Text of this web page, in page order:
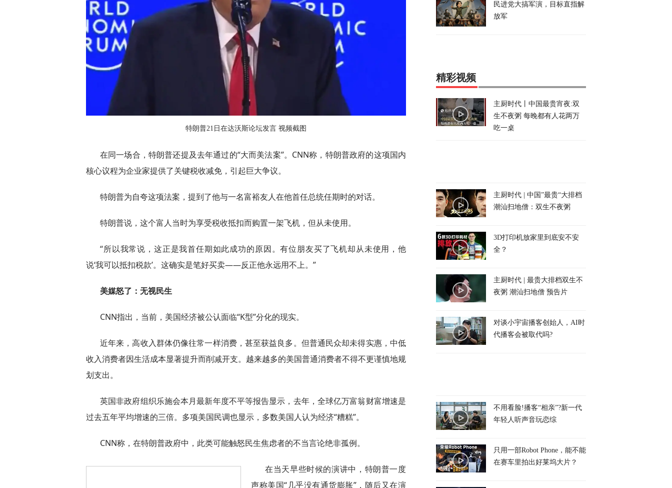
特朗普21日在达沃斯论坛发言 视频截图
在同一场合，特朗普还提及去年通过的“大而美法案”。CNN称，特朗普政府的这项国内
核心议程为企业家提供了关键税收减免，引起巨大争议。
特朗普为自夸这项法案，提到了他与一名富裕友人在他首任总统任期时的对话。
特朗普说，这个富人当时为享受税收抵扣而购置一架飞机，但从未使用。
“所以我常说，这正是我首任期如此成功的原因。有位朋友买了飞机却从未使用，他
说‘我可以抵扣税款’。这确实是笔好买卖——反正他永远用不上。”
美媒怒了：无视民生
CNN指出，当前，美国经济被公认面临“K型”分化的现实。
近年来，高收入群体仍像往常一样消费，甚至获益良多。但普通民众却未得实惠，中低
收入消费者因生活成本显著提升而削减开支。越来越多的美国普通消费者不得不更谨慎地规
划支出。
英国非政府组织乐施会本月最新年度不平等报告显示，去年，全球亿万富翁财富增速是
过去五年平均增速的三倍。多项美国民调也显示，多数美国人认为经济“糟糕”。
CNN称，在特朗普政府中，此类可能触怒民生焦虑者的不当言论绝非孤例。
在当天早些时候的演讲中，特朗普一度
声称美国“几乎没有通货膨胀”，随后又在演
民进党大搞军演，目标直指解
放军
精彩视频
主厨时代丨中国最贵宵夜:双
生不夜粥 每晚都有人花两万
吃一桌
主厨时代 | 中国”最贵“大排档
潮汕扫地僧：双生不夜粥
3D打印机放家里到底安不安
全？
主厨时代 | 最贵大排档双生不
夜粥 潮汕扫地僧 预告片
对谈小宇宙播客创始人，AI时
代播客会被取代吗?
不用看脸!播客“相亲”?新一代
年轻人听声音玩恋综
只用一部Robot Phone，能不能
在赛车里拍出好莱坞大片？